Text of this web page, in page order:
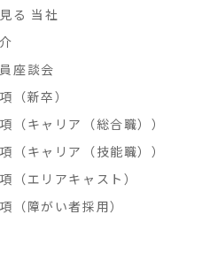
る 当社
座談会
（新卒）
（キャリア（総合職））
（キャリア（技能職））
（エリアキャスト）
（障がい者採用）